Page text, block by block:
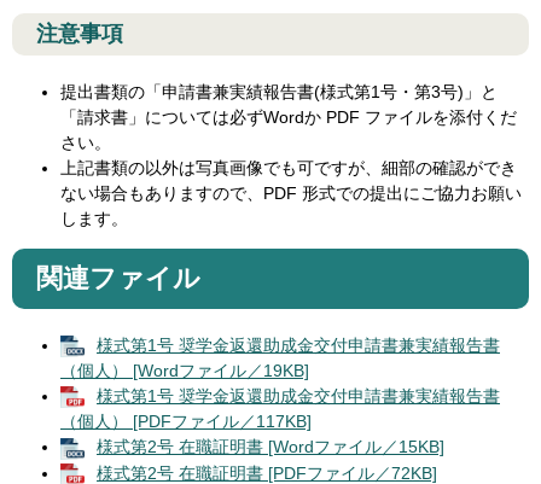
注意事項
提出書類の「申請書兼実績報告書(様式第1号・第3号)」と
「請求書」については必ずWordか PDF ファイルを添付くだ
さい。
上記書類の以外は写真画像でも可ですが、細部の確認ができ
ない場合もありますので、PDF 形式での提出にご協力お願い
します。
関連ファイル
様式第1号 奨学金返還助成金交付申請書兼実績報告書
（個人） [Wordファイル／19KB]
様式第1号 奨学金返還助成金交付申請書兼実績報告書
（個人） [PDFファイル／117KB]
様式第2号 在職証明書 [Wordファイル／15KB]
様式第2号 在職証明書 [PDFファイル／72KB]